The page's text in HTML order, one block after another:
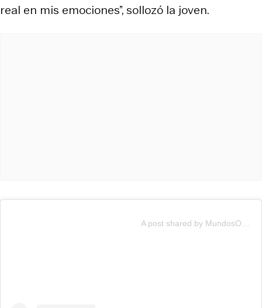
real en mis emociones”, sollozó la joven.